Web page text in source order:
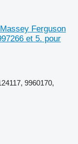
Ferguson
et 5. pour
9960170,